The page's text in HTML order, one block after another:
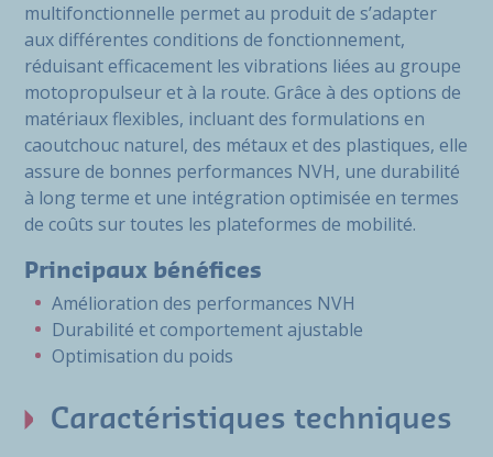
multifonctionnelle permet au produit de s’adapter
aux différentes conditions de fonctionnement,
réduisant efficacement les vibrations liées au groupe
motopropulseur et à la route. Grâce à des options de
matériaux flexibles, incluant des formulations en
caoutchouc naturel, des métaux et des plastiques, elle
assure de bonnes performances NVH, une durabilité
à long terme et une intégration optimisée en termes
de coûts sur toutes les plateformes de mobilité.
Principaux bénéfices
Amélioration des performances NVH
Durabilité et comportement ajustable
Optimisation du poids
Caractéristiques techniques